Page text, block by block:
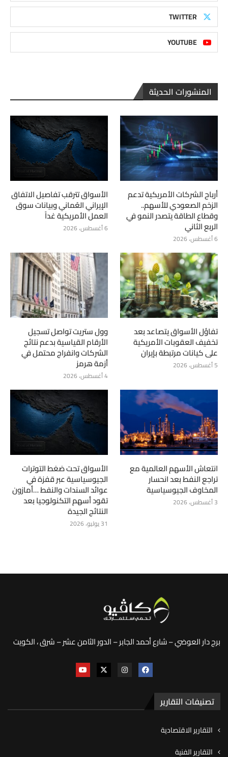
TWITTER
YOUTUBE
المنشورات الحديثة
أرباح الشركات الأمريكية تدعم
الزخم الصعودي للأسهم..
وقطاع الطاقة يتصدر النمو في
الربع الثاني
6 أغسطس، 2026
الأسواق تترقب تفاصيل الاتفاق
الإيراني العُماني وبيانات سوق
العمل الأمريكية غداً
6 أغسطس، 2026
تفاؤل الأسواق يتصاعد بعد
تخفيف العقوبات الأمريكية
على كيانات مرتبطة بإيران
5 أغسطس، 2026
وول ستريت تواصل تسجيل
الأرقام القياسية بدعم نتائج
الشركات وانفراج محتمل في
أزمة هرمز
4 أغسطس، 2026
انتعاش الأسهم العالمية مع
تراجع النفط بعد انحسار
المخاوف الجيوسياسية
3 أغسطس، 2026
الأسواق تحت ضغط التوترات
الجيوسياسية عبر قفزة في
عوائد السندات والنفط …أمازون
تقود أسهم التكنولوجيا بعد
النتائج الجيدة
31 يوليو، 2026
برج دار العوضي – شارع أحمد الجابر – الدور الثامن عشر – شرق ، الكويت
تصنيفات التقارير
التقارير الاقتصادية
التقارير الفنية